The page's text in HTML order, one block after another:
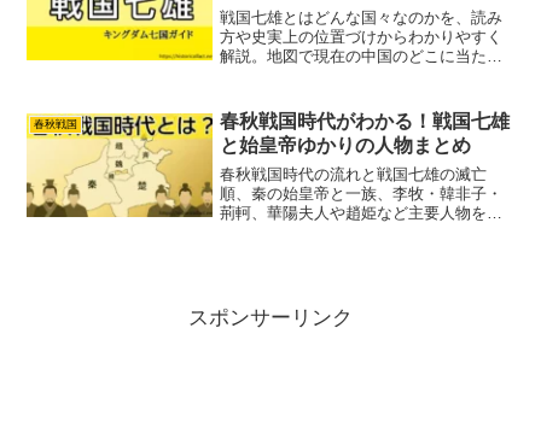
戦国七雄とはどんな国々なのかを、読み
方や史実上の位置づけからわかりやすく
解説。地図で現在の中国のどこに当たる
春秋戦国
春秋戦国時代がわかる！戦国七雄
と始皇帝ゆかりの人物まとめ
春秋戦国時代の流れと戦国七雄の滅亡
順、秦の始皇帝と一族、李牧・韓非子・
荊軻、華陽夫人や趙姫など主要人物を史
スポンサーリンク